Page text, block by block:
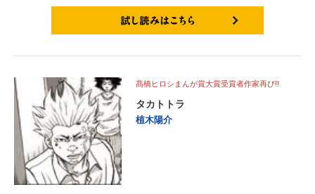
髙橋ヒロシまんが賞大賞受賞者作家再び!!
タカトトラ
植木陽介